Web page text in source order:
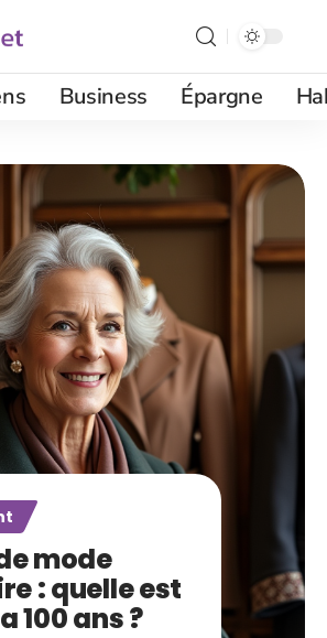
Business Épargne
mode
: quelle est
100 ans ?